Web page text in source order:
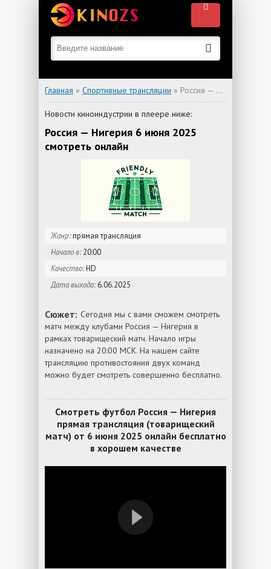
Главная » Спортивные трансляции » Россия — Нигерия
Новости киноиндустрии в плеере ниже:
Россия — Нигерия 6 июня 2025
смотреть онлайн
Жанр:прямая трансляция
Начало в:20:00
Качество:HD
Дата выхода:6.06.2025
Сюжет: Сегодня мы с вами сможем смотреть
матч между клубами Россия — Нигерия в
рамках товарищеский матч. Начало игры
назначено на 20:00 МСК. На нашем сайте
трансляцию противостояния двух команд
можно будет смотреть совершенно бесплатно.
Смотреть футбол Россия — Нигерия
прямая трансляция (товарищеский
матч) от 6 июня 2025 онлайн бесплатно
в хорошем качестве